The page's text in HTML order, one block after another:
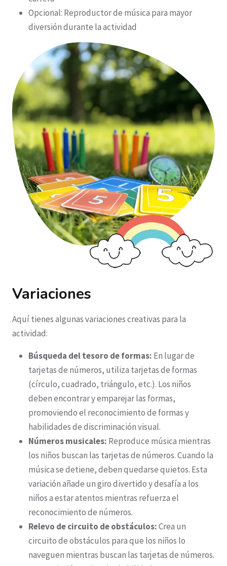
Opcional: Reproductor de música para mayor
diversión durante la actividad
Variaciones
Aquí tienes algunas variaciones creativas para la
actividad:
Búsqueda del tesoro de formas: En lugar de
tarjetas de números, utiliza tarjetas de formas
(círculo, cuadrado, triángulo, etc.). Los niños
deben encontrar y emparejar las formas,
promoviendo el reconocimiento de formas y
habilidades de discriminación visual.
Números musicales: Reproduce música mientras
los niños buscan las tarjetas de números. Cuando la
música se detiene, deben quedarse quietos. Esta
variación añade un giro divertido y desafía a los
niños a estar atentos mientras refuerza el
reconocimiento de números.
Relevo de circuito de obstáculos:Crea un
circuito de obstáculos para que los niños lo
naveguen mientras buscan las tarjetas de números.